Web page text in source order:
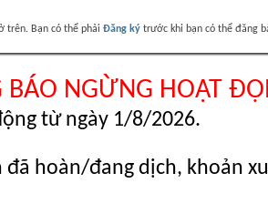
trên. Bạn có thể phải Đăng ký trước khi bạn có thể đăng
BÁO NGỪNG HOẠT
từ ngày 1/8/2026.
hoàn/đang dịch, khoản